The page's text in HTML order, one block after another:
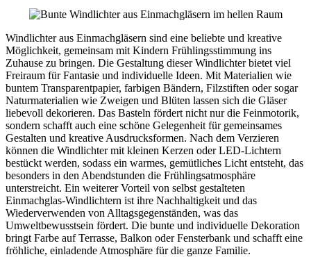
Windlichter aus Einmachgläsern sind eine beliebte und kreative
Möglichkeit, gemeinsam mit Kindern Frühlingsstimmung ins
Zuhause zu bringen. Die Gestaltung dieser Windlichter bietet viel
Freiraum für Fantasie und individuelle Ideen. Mit Materialien wie
buntem Transparentpapier, farbigen Bändern, Filzstiften oder sogar
Naturmaterialien wie Zweigen und Blüten lassen sich die Gläser
liebevoll dekorieren. Das Basteln fördert nicht nur die Feinmotorik,
sondern schafft auch eine schöne Gelegenheit für gemeinsames
Gestalten und kreative Ausdrucksformen. Nach dem Verzieren
können die Windlichter mit kleinen Kerzen oder LED-Lichtern
bestückt werden, sodass ein warmes, gemütliches Licht entsteht, das
besonders in den Abendstunden die Frühlingsatmosphäre
unterstreicht. Ein weiterer Vorteil von selbst gestalteten
Einmachglas-Windlichtern ist ihre Nachhaltigkeit und das
Wiederverwenden von Alltagsgegenständen, was das
Umweltbewusstsein fördert. Die bunte und individuelle Dekoration
bringt Farbe auf Terrasse, Balkon oder Fensterbank und schafft eine
fröhliche, einladende Atmosphäre für die ganze Familie.